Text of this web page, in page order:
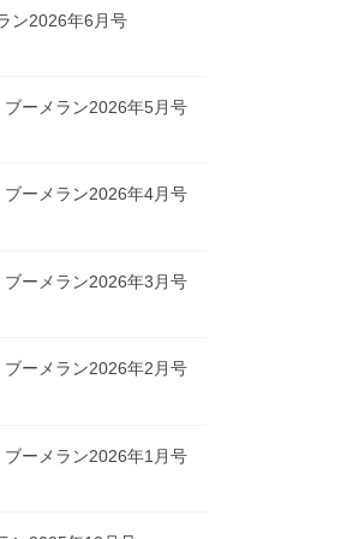
ン2026年6月号
ーメラン2026年5月号
ーメラン2026年4月号
ーメラン2026年3月号
ーメラン2026年2月号
ーメラン2026年1月号